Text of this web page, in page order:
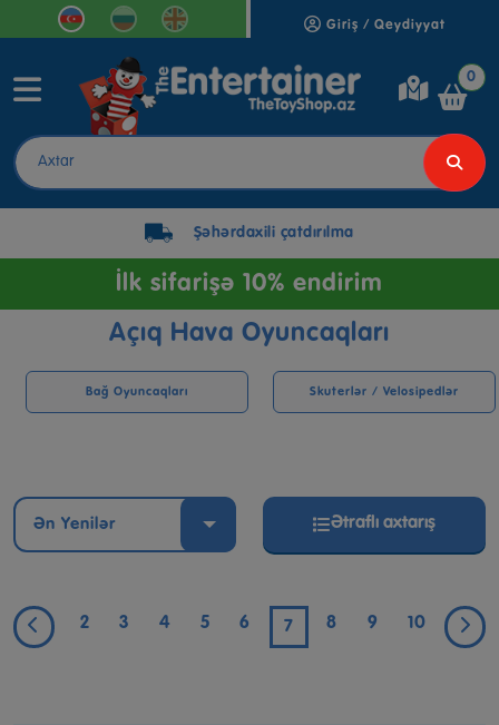
Giriş / Qeydiyyat
0
Şəhərdaxili çatdırılma
İlk sifarişə 10% endirim
Açıq Hava Oyuncaqları
Bağ Oyuncaqları Skuterlər / Velosipedlər
Ən Yenilər Ətraflı axtarış
2 3 4 5 6 7 8 9 10